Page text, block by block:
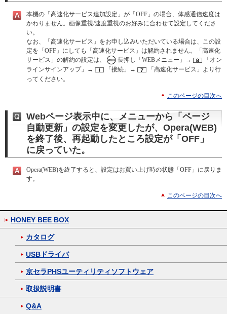
本機の「高速化サービス追加設定」が「OFF」の場合、体感通信速度は
かわりません。画像重視/速度重視のお好みに合わせて設定してくださ
い。
なお、「高速化サービス」をお申し込みいただいている場合は、この設
定を「OFF」にしても「高速化サービス」は解約されません。「高速化
サービス」の解約の設定は、
長押し「WEBメニュー」→
「オン
ラインサインアップ」→
「接続」→
「高速化サービス」より行
ってください。
このページの目次へ
Webページ表示中に、メニューから「ページ
自動更新」の設定を変更したが、Opera(WEB)
を終了後、再起動したところ設定が「OFF」
に戻っていた。
Opera(WEB)を終了すると、設定はお買い上げ時の状態「OFF」に戻りま
す。
このページの目次へ
HONEY BEE BOX
カタログ
USBドライバ
京セラPHSユーティリティソフトウェア
取扱説明書
Q&A